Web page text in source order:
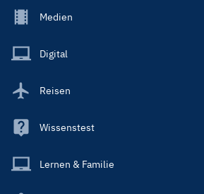
Footer
Main
Medien
Digital
Reisen
Wissenstest
Lernen & Familie